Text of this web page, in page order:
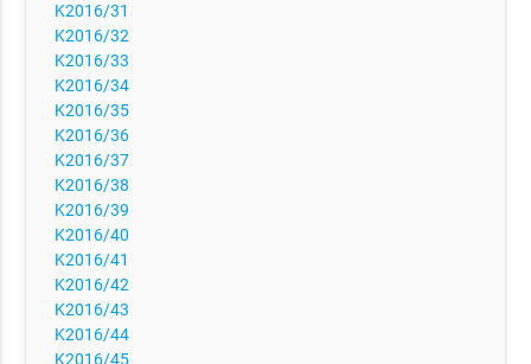
K2016/31
K2016/32
K2016/33
K2016/34
K2016/35
K2016/36
K2016/37
K2016/38
K2016/39
K2016/40
K2016/41
K2016/42
K2016/43
K2016/44
K2016/45